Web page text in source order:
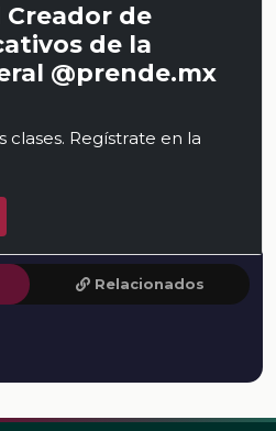
Creador de
de la
@prende.mx
clases. Regístrate en la
Relacionados